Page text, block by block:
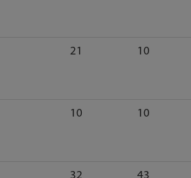
21 10
10 10
32 43